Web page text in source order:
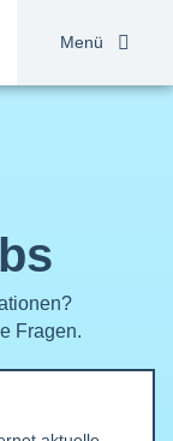
Menü
Fragen.